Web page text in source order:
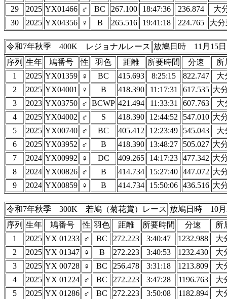
29
2025 YX01466 ♂ BC 267.100 18:47:36 236.874
大
30
2025 YX04356 ♀ B 265.516 19:41:18 224.765 大
令和7年秋季 400K レジョナルレース 放鳩日時 11月15
序列 生年 鳩番号 性 羽色 距離 所要時間 分速
所
1
2025 YX01359 ♀ BC 415.693 8:25:15 822.747
大
2
2025 YX04001 ♀ B 418.390 11:17:31 617.535 大
3
2023 YX03750 ♂ BCWP 421.494 11:33:31 607.763
大
4
2025 YX04002 ♂ S 418.390 12:44:52 547.010 大
5
2025 YX00740 ♂ BC 405.412 12:23:49 545.043
大
6
2025 YX03952 ♂ B 418.390 13:48:27 505.027 大
7
2024 YX00992 ♀ DC 409.265 14:17:23 477.342 大
8
2024 YX00826 ♂ B 414.734 15:27:40 447.072 大
9
2024 YX00859 ♀ B 414.734 15:50:06 436.516 大
令和7年秋季 300K 若鳩（菊花賞）レース 放鳩日時 10
序列 生年 鳩番号 性 羽色 距離 所要時間 分速
所
1
2025 YX 01233 ♂ BC 272.223 3:40:47 1232.988
大
2
2025 YX 01347 ♀ B 272.223 3:40:53 1232.430
大
3
2025 YX 00728 ♀ BC 256.478 3:31:18 1213.809
大
4
2025 YX 01224 ♂ BC 272.223 3:47:28 1196.763
大
5
2025 YX 01286 ♂ BC 272.223 3:50:08 1182.894
大